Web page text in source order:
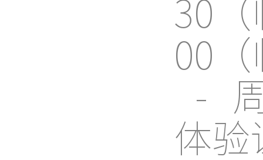
30
00
-
体